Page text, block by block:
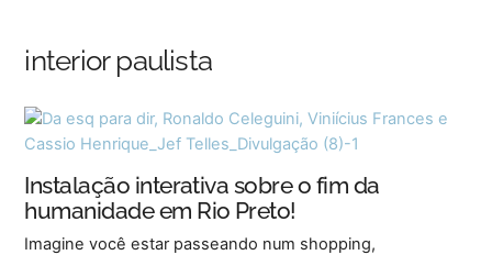
contentinterior paulista
Instalação interativa sobre o fim da
humanidade em Rio Preto!
Imagine você estar passeando num shopping,